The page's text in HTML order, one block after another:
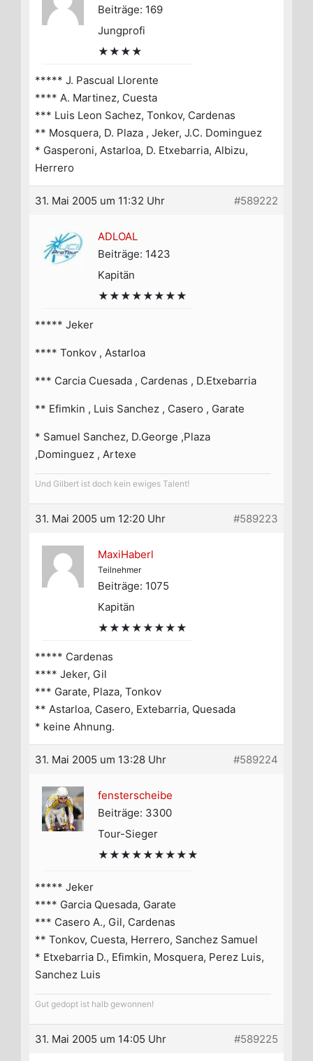
Beiträge: 169
Jungprofi
★★★★
***** J. Pascual Llorente
**** A. Martinez, Cuesta
*** Luis Leon Sachez, Tonkov, Cardenas
** Mosquera, D. Plaza , Jeker, J.C. Dominguez
* Gasperoni, Astarloa, D. Etxebarria, Albizu,
Herrero
31. Mai 2005 um 11:32 Uhr #589222
ADLOAL
Beiträge: 1423
Kapitän
★★★★★★★★
***** Jeker
**** Tonkov , Astarloa
*** Carcia Cuesada , Cardenas , D.Etxebarria
** Efimkin , Luis Sanchez , Casero , Garate
* Samuel Sanchez, D.George ,Plaza
,Dominguez , Artexe
Und Gilbert ist doch kein ewiges Talent!
31. Mai 2005 um 12:20 Uhr #589223
MaxiHaberl
Teilnehmer
Beiträge: 1075
Kapitän
★★★★★★★★
***** Cardenas
**** Jeker, Gil
*** Garate, Plaza, Tonkov
** Astarloa, Casero, Extebarria, Quesada
* keine Ahnung.
31. Mai 2005 um 13:28 Uhr #589224
fensterscheibe
Beiträge: 3300
Tour-Sieger
★★★★★★★★★
***** Jeker
**** Garcia Quesada, Garate
*** Casero A., Gil, Cardenas
** Tonkov, Cuesta, Herrero, Sanchez Samuel
* Etxebarria D., Efimkin, Mosquera, Perez Luis,
Sanchez Luis
Gut gedopt ist halb gewonnen!
31. Mai 2005 um 14:05 Uhr #589225